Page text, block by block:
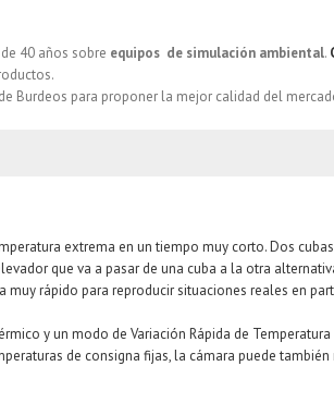
40 años sobre equipos de simulación ambiental.
Burdeos para proponer la mejor calidad del
extrema en un tiempo muy corto. Dos
que va a pasar de una cuba a la otra
rápido para reproducir situaciones reales en
y un modo de Variación Rápida de
de consigna fijas, la cámara puede